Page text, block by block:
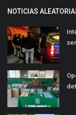
NOTICIAS